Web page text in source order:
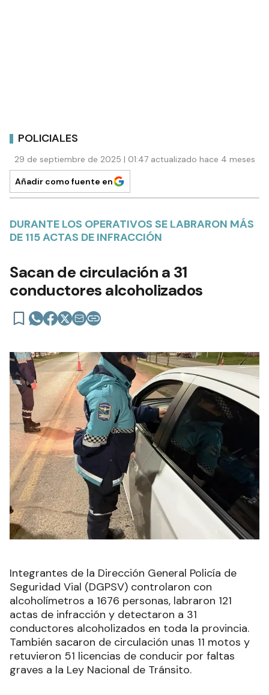
POLICIALES
29 de septiembre de 2025 | 01:47 actualizado hace 4 meses
Añadir como fuente en
DURANTE LOS OPERATIVOS SE LABRARON MÁS
DE 115 ACTAS DE INFRACCIÓN
Sacan de circulación a 31
conductores alcoholizados
Integrantes de la Dirección General Policía de
Seguridad Vial (DGPSV) controlaron con
alcoholímetros a 1676 personas, labraron 121
actas de infracción y detectaron a 31
conductores alcoholizados en toda la provincia.
También sacaron de circulación unas 11 motos y
retuvieron 51 licencias de conducir por faltas
graves a la Ley Nacional de Tránsito.